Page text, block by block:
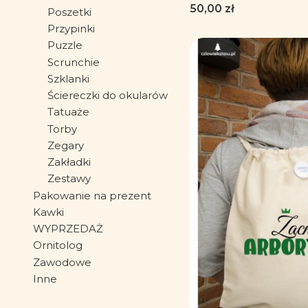
Poszetki
Przypinki
Puzzle
Scrunchie
Szklanki
Ściereczki do okularów
Tatuaże
Torby
Zegary
Zakładki
Zestawy
Pakowanie na prezent
Kawki
WYPRZEDAŻ
Ornitolog
Zawodowe
Inne
Worek-Plecak
Cena
50,00 zł